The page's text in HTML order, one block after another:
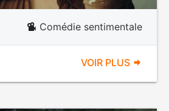
Comédie sentimentale
VOIR PLUS